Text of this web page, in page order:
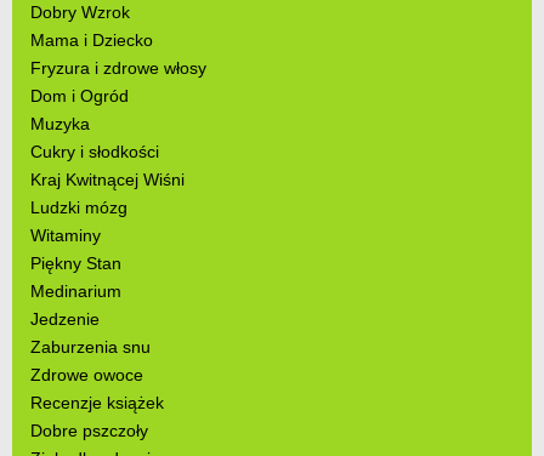
Dobry Wzrok
Mama i Dziecko
Fryzura i zdrowe włosy
Dom i Ogród
Muzyka
Cukry i słodkości
Kraj Kwitnącej Wiśni
Ludzki mózg
Witaminy
Piękny Stan
Medinarium
Jedzenie
Zaburzenia snu
Zdrowe owoce
Recenzje książek
Dobre pszczoły